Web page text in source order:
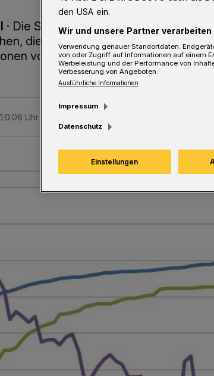
· Die Stadt Wuppertal meldet für
die mit dem Corona-Virus infiziert
vom Vortag liegt bei 6.
Uhr
den USA ein.
Wir und unsere Partner
Verwendung genauer Standortdaten.
von oder Zugriff auf Informationen auf einem
Werbeleistung und der Performance von
Verbesserung von Angeboten.
Ausführliche Informationen
Impressum
Datenschutz
Einstellungen